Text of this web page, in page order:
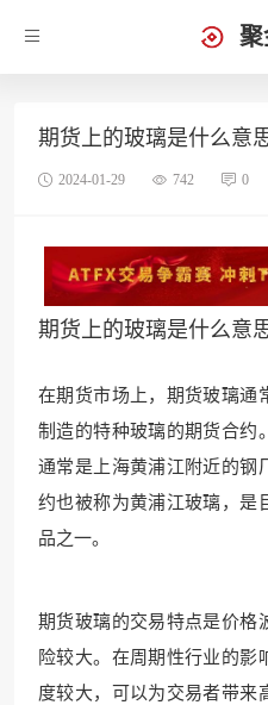
期货上的玻璃是什么意
2024-01-29 742 0
期货上的玻璃是什么意
在期货市场上，期货玻璃通
制造的特种玻璃的期货合约
通常是上海黄浦江附近的钢
约也被称为黄浦江玻璃，是
品之一。
期货玻璃的交易特点是价格
险较大。在周期性行业的影
度较大，可以为交易者带来